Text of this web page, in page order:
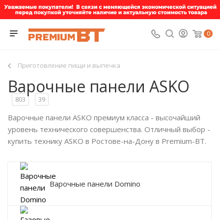
0
Приготовление пищи и выпечка
Варочные панели ASKO
803 39
Варочные панели Domino
Варочные панели ASKO премиум класса - высочайший
уровень технического совершенства. Отличный выбор -
купить технику ASKO в Ростове-на-Дону в Premium-BT.